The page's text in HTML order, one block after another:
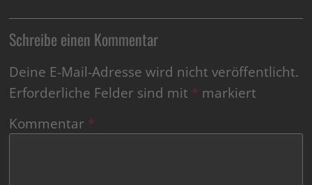
Schreibe einen Kommentar
Deine E-Mail-Adresse wird nicht veröffentlicht.
Erforderliche Felder sind mit * markiert
Kommentar *